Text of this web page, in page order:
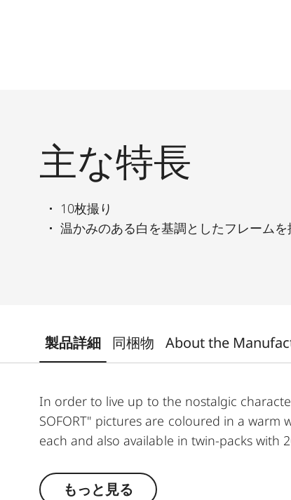
主な特長
10枚撮り
温かみのある白を基調としたフレームを
製品詳細 同梱物 About the
In order to live up to the nostalgic
SOFORT" pictures are coloured in a warm
each and also available in twin-packs with
もっと見る